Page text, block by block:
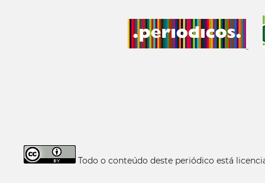
Todo o conteúdo deste periódico está